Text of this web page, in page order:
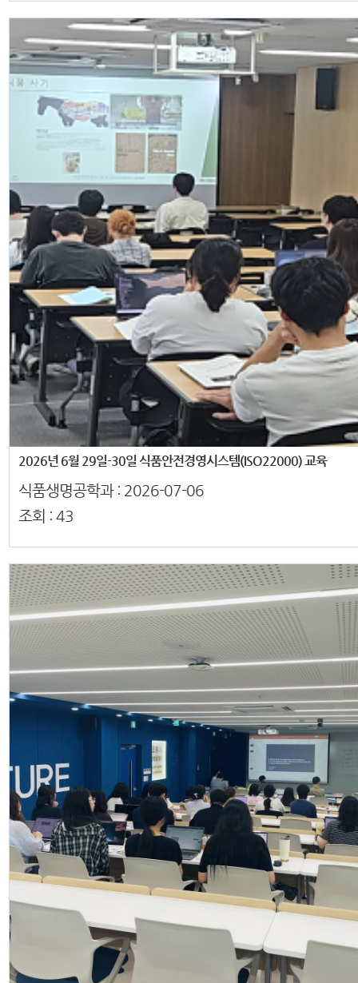
2026년 6월 29일-30일 식품안전경영시스템(ISO22000) 교육
식품생명공학과 : 2026-07-06
조회 :43